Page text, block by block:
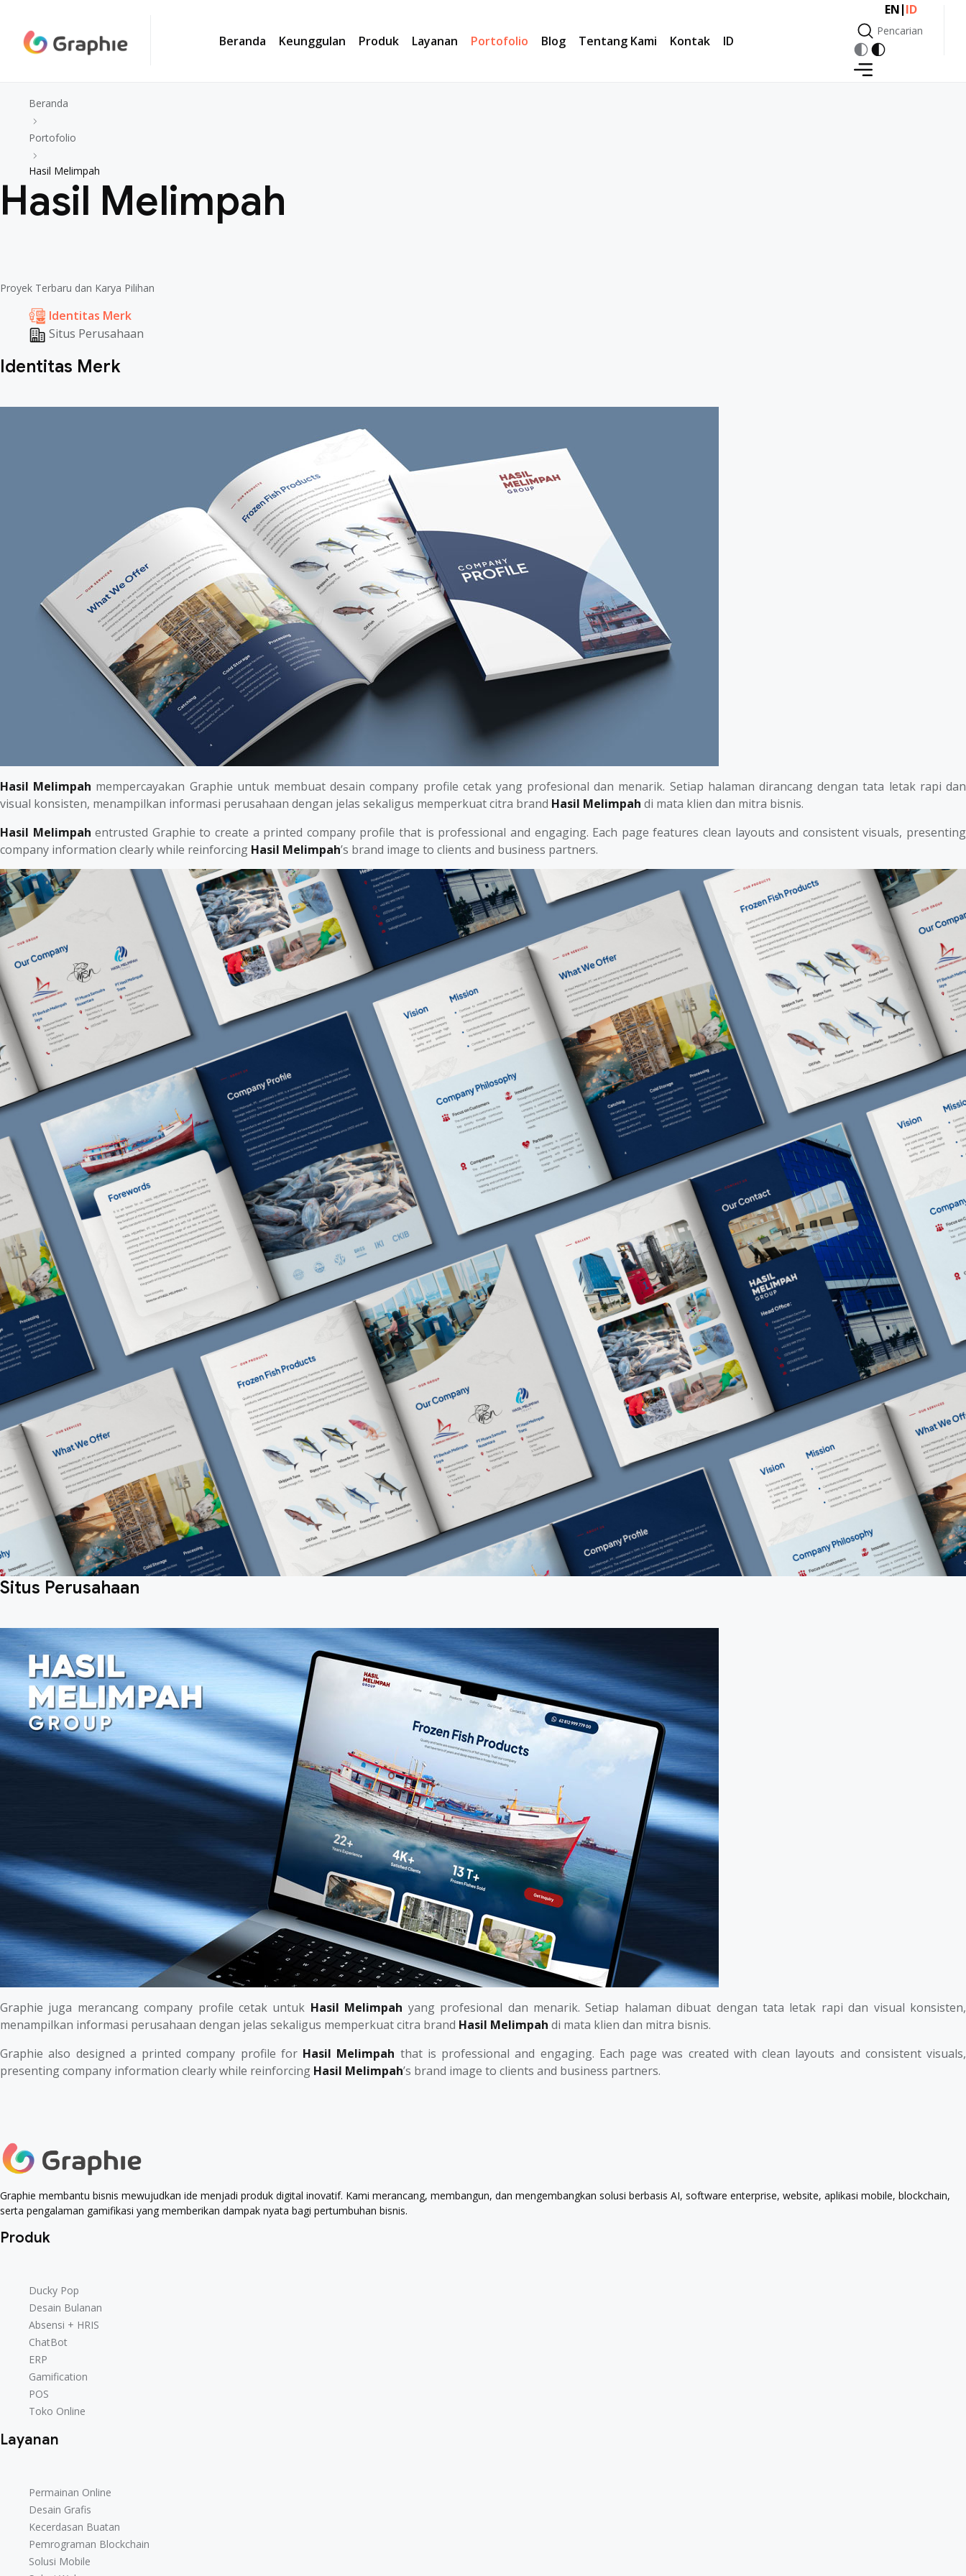
Beranda Keunggulan Produk Layanan Portofolio Blog Tentang Kami Kontak ID
EN|ID
Pencarian
Pencarian
Beranda
Portofolio
Hasil Melimpah
Hasil Melimpah
Proyek Terbaru dan Karya Pilihan
Identitas Merk
Situs Perusahaan
Identitas Merk
Hasil Melimpah mempercayakan Graphie untuk membuat desain company profile cetak yang profesional dan menarik. Setiap halaman dirancang dengan tata letak rapi dan
visual konsisten, menampilkan informasi perusahaan dengan jelas sekaligus memperkuat citra brand Hasil Melimpah di mata klien dan mitra bisnis.
Hasil Melimpah entrusted Graphie to create a printed company profile that is professional and engaging. Each page features clean layouts and consistent visuals, presenting
company information clearly while reinforcing Hasil Melimpah’s brand image to clients and business partners.
Situs Perusahaan
Graphie juga merancang company profile cetak untuk Hasil Melimpah yang profesional dan menarik. Setiap halaman dibuat dengan tata letak rapi dan visual konsisten,
menampilkan informasi perusahaan dengan jelas sekaligus memperkuat citra brand Hasil Melimpah di mata klien dan mitra bisnis.
Graphie also designed a printed company profile for Hasil Melimpah that is professional and engaging. Each page was created with clean layouts and consistent visuals,
presenting company information clearly while reinforcing Hasil Melimpah’s brand image to clients and business partners.
Graphie membantu bisnis mewujudkan ide menjadi produk digital inovatif. Kami merancang, membangun, dan mengembangkan solusi berbasis AI, software enterprise, website, aplikasi mobile, blockchain,
serta pengalaman gamifikasi yang memberikan dampak nyata bagi pertumbuhan bisnis.
Produk
Ducky Pop
Desain Bulanan
Absensi + HRIS
ChatBot
ERP
Gamification
POS
Toko Online
Layanan
Permainan Online
Desain Grafis
Kecerdasan Buatan
Pemrograman Blockchain
Solusi Mobile